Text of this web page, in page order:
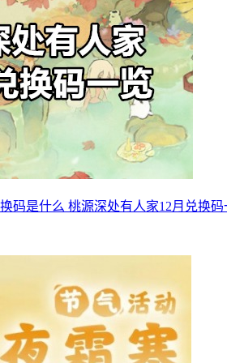
码是什么 桃源深处有人家12月兑换码